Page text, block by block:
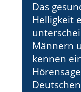
Das
Helligkeit
Männern
kennen